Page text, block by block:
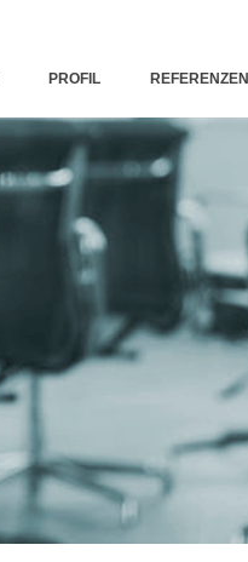
PROFIL REFERENZEN